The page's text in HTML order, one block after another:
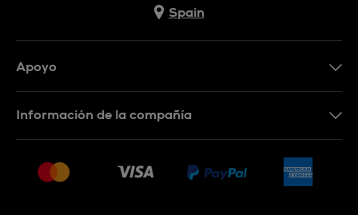
Spain
Apoyo
Devoluciones
Información de la compañía
Empleo